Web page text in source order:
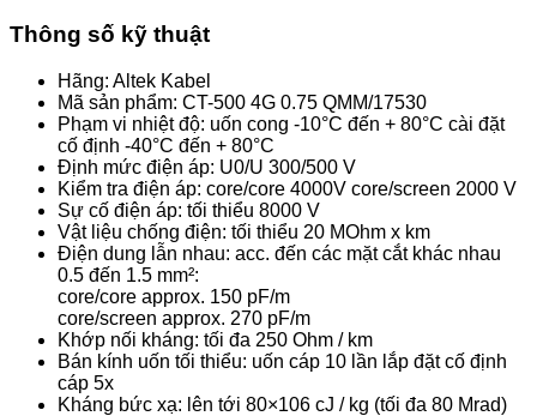
Thông số kỹ thuật
Hãng: Altek Kabel
Mã sản phẩm: CT-500 4G 0.75 QMM/17530
Phạm vi nhiệt độ: uốn cong -10°C đến + 80°C cài đặt
cố định -40°C đến + 80°C
Định mức điện áp: U0/U 300/500 V
Kiểm tra điện áp: core/core 4000V core/screen 2000 V
Sự cố điện áp: tối thiểu 8000 V
Vật liệu chống điện: tối thiểu 20 MOhm x km
Điện dung lẫn nhau: acc. đến các mặt cắt khác nhau
0.5 đến 1.5 mm²:
core/core approx. 150 pF/m
core/screen approx. 270 pF/m
Khớp nối kháng: tối đa 250 Ohm / km
Bán kính uốn tối thiểu: uốn cáp 10 lần lắp đặt cố định
cáp 5x
Kháng bức xạ: lên tới 80×106 cJ / kg (tối đa 80 Mrad)